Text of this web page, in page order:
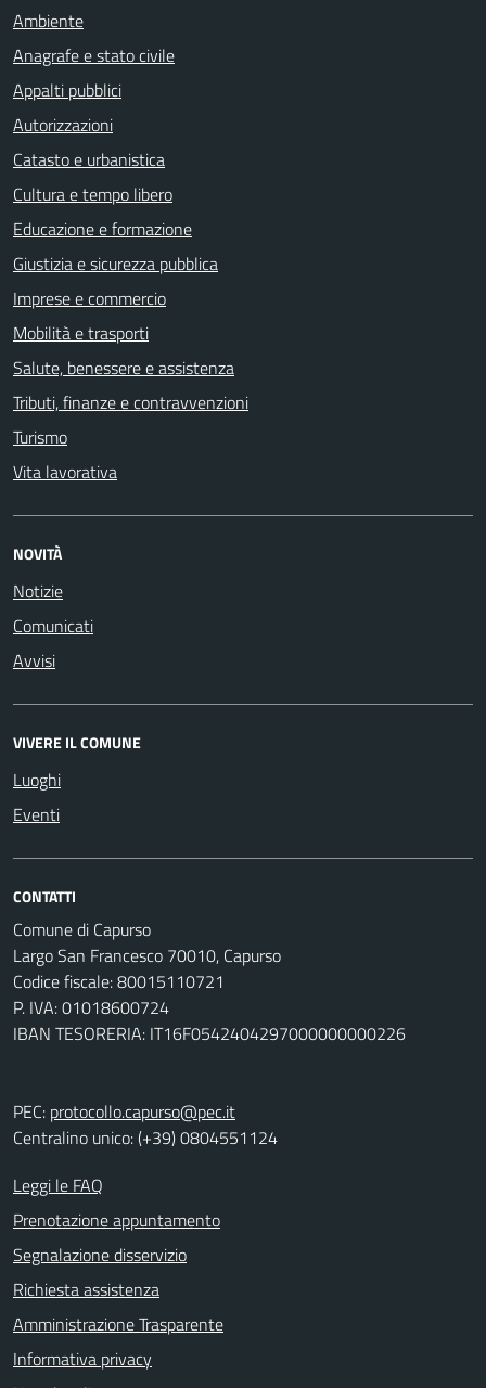
Ambiente
Anagrafe e stato civile
Appalti pubblici
Autorizzazioni
Catasto e urbanistica
Cultura e tempo libero
Educazione e formazione
Giustizia e sicurezza pubblica
Imprese e commercio
Mobilità e trasporti
Salute, benessere e assistenza
Tributi, finanze e contravvenzioni
Turismo
Vita lavorativa
NOVITÀ
Notizie
Comunicati
Avvisi
VIVERE IL COMUNE
Luoghi
Eventi
CONTATTI
Comune di Capurso
Largo San Francesco 70010, Capurso
Codice fiscale: 80015110721
P. IVA: 01018600724
IBAN TESORERIA: IT16F0542404297000000000226
PEC: protocollo.capurso@pec.it
Centralino unico: (+39) 0804551124
Leggi le FAQ
Prenotazione appuntamento
Segnalazione disservizio
Richiesta assistenza
Amministrazione Trasparente
Informativa privacy